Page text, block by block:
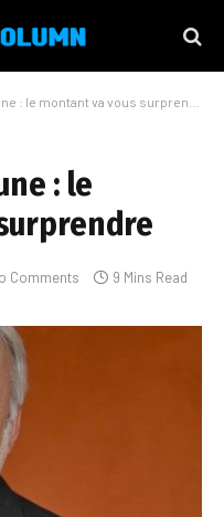
: le montant va vous surprendre
: le
Comments 9 Mins Read